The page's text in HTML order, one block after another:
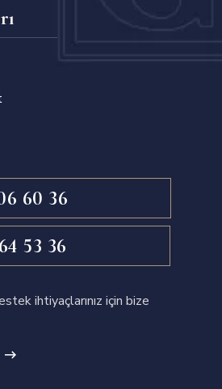
60 36
53 36
ihtiyaçlarınız için bize